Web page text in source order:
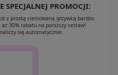
SPECJALNEJ PROMOCJI:
z prostą cieniowaną grzywką bardzo
30% rabatu na poniższy zestaw!
się automatycznie.